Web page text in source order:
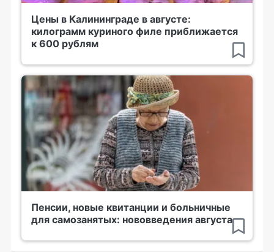
Цены в Калининграде в августе:
килограмм куриного филе приближается
к 600 рублям
Пенсии, новые квитанции и больничные
для самозанятых: нововведения августа